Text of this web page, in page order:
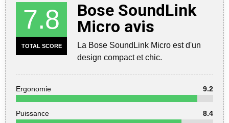
7.8
TOTAL SCORE
Bose SoundLink
Micro avis
La Bose SoundLink Micro est d'un
design compact et chic.
Ergonomie 9.2
Puissance 8.4